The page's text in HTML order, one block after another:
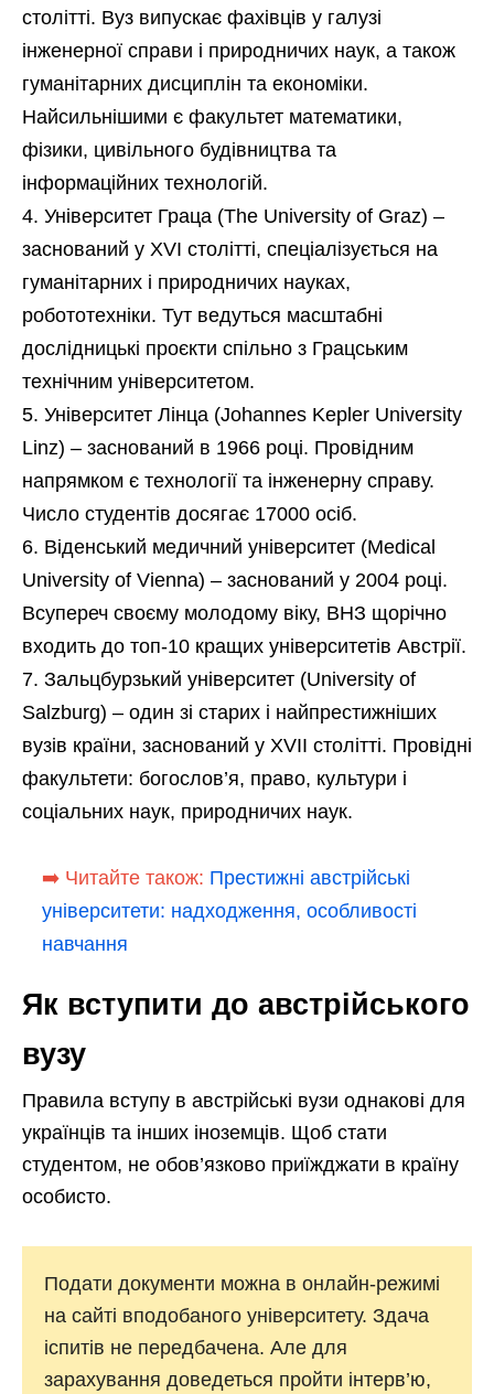
столітті. Вуз випускає фахівців у галузі
інженерної справи і природничих наук, а також
гуманітарних дисциплін та економіки.
Найсильнішими є факультет математики,
фізики, цивільного будівництва та
інформаційних технологій.
Університет Граца (The University of Graz) –
заснований у XVI столітті, спеціалізується на
гуманітарних і природничих науках,
робототехніки. Тут ведуться масштабні
дослідницькі проєкти спільно з Грацським
технічним університетом.
Університет Лінца (Johannes Kepler University
Linz) – заснований в 1966 році. Провідним
напрямком є технології та інженерну справу.
Число студентів досягає 17000 осіб.
Віденський медичний університет (Medical
University of Vienna) – заснований у 2004 році.
Всупереч своєму молодому віку, ВНЗ щорічно
входить до топ-10 кращих університетів Австрії.
Зальцбурзький університет (University of
Salzburg) – один зі старих і найпрестижніших
вузів країни, заснований у XVII столітті. Провідні
факультети: богослов’я, право, культури і
соціальних наук, природничих наук.
➡️ Читайте також: Престижні австрійські
університети: надходження, особливості
навчання
Як вступити до австрійського
вузу
Правила вступу в австрійські вузи однакові для
українців та інших іноземців. Щоб стати
студентом, не обов’язково приїжджати в країну
особисто.
Подати документи можна в онлайн-режимі
на сайті вподобаного університету. Здача
іспитів не передбачена. Але для
зарахування доведеться пройти інтерв’ю,